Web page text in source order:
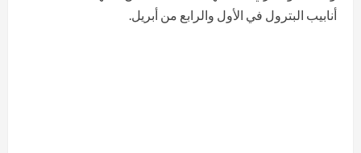
أنابيب البترول في الأول والرابع من أبريل.